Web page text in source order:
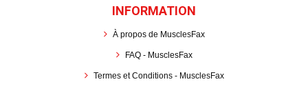
INFORMATION
À propos de MusclesFax
FAQ - MusclesFax
Termes et Conditions - MusclesFax